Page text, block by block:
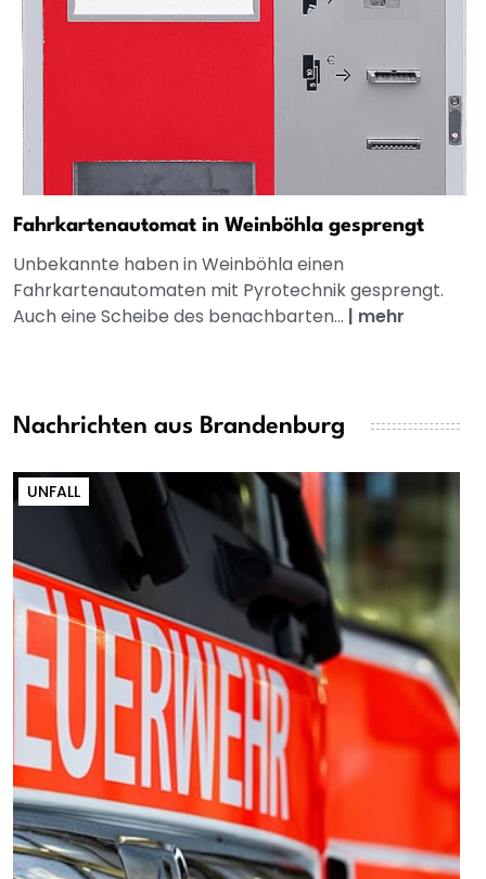
Fahrkartenautomat in Weinböhla gesprengt
Unbekannte haben in Weinböhla einen
Fahrkartenautomaten mit Pyrotechnik gesprengt.
Auch eine Scheibe des benachbarten... | mehr
Nachrichten aus Brandenburg
UNFALL